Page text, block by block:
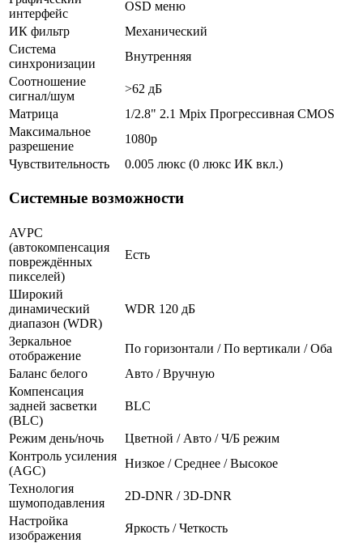
интерфейс
OSD меню
ИК фильтр
Механический
Система
синхронизации
Внутренняя
Соотношение
сигнал/шум
>62 дБ
Матрица
1/2.8" 2.1 Mpix Прогрессивная CMOS
Максимальное
разрешение
1080p
Чувствительность
0.005 люкс (0 люкс ИК вкл.)
Системные возможности
AVPC
(автокомпенсация
повреждённых
пикселей)
Есть
Широкий
динамический
диапазон (WDR)
WDR 120 дБ
Зеркальное
отображение
По горизонтали / По вертикали / Оба
Баланс белого
Авто / Вручную
Компенсация
задней засветки
(BLC)
BLC
Режим день/ночь
Цветной / Авто / Ч/Б режим
Контроль усиления
(AGC)
Низкое / Среднее / Высокое
Технология
шумоподавления
2D-DNR / 3D-DNR
Настройка
изображения
Яркость / Четкость